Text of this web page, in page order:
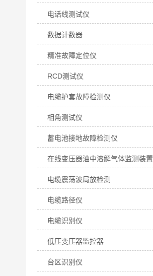
电话线测试仪
数据计数器
精准故障定位仪
RCD测试仪
电缆护套故障检测仪
相角测试仪
蓄电池接地故障检测仪
在线变压器油中溶解气体监测装置
电缆震荡波局放检测
电缆路径仪
电缆识别仪
低压变压器监控器
台区识别仪